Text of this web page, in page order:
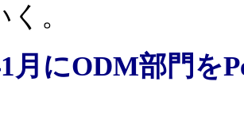
。
月にODM部門を